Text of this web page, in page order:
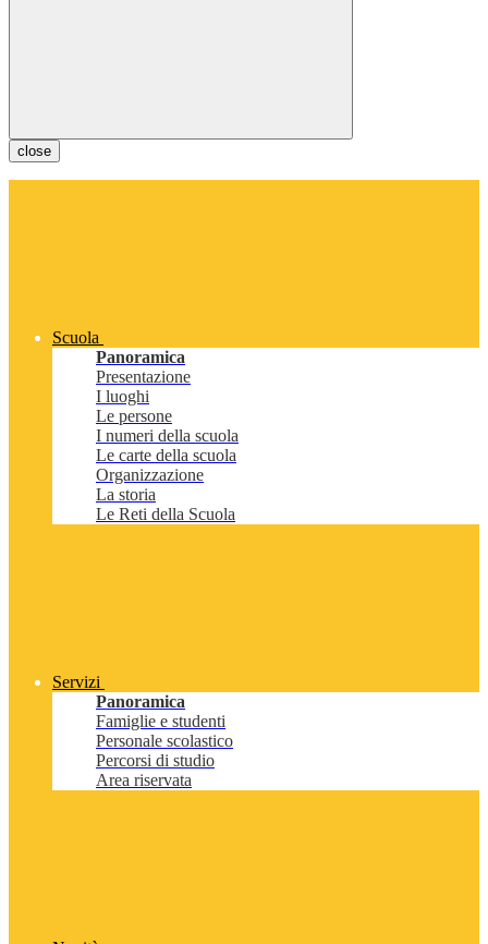
close
Scuola
Panoramica
Presentazione
I luoghi
Le persone
I numeri della scuola
Le carte della scuola
Organizzazione
La storia
Le Reti della Scuola
Servizi
Panoramica
Famiglie e studenti
Personale scolastico
Percorsi di studio
Area riservata